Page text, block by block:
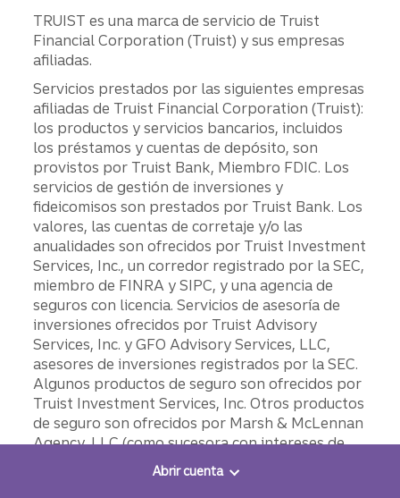
Abrir cuenta
TRUIST es una marca de servicio de Truist
Financial Corporation (Truist) y sus empresas
afiliadas.
Servicios prestados por las siguientes empresas
afiliadas de Truist Financial Corporation (Truist):
los productos y servicios bancarios, incluidos
los préstamos y cuentas de depósito, son
provistos por Truist Bank, Miembro FDIC. Los
servicios de gestión de inversiones y
fideicomisos son prestados por Truist Bank. Los
valores, las cuentas de corretaje y/o las
anualidades son ofrecidos por Truist Investment
Services, Inc., un corredor registrado por la SEC,
miembro de FINRA y SIPC, y una agencia de
seguros con licencia. Servicios de asesoría de
inversiones ofrecidos por Truist Advisory
Services, Inc. y GFO Advisory Services, LLC,
asesores de inversiones registrados por la SEC.
Algunos productos de seguro son ofrecidos por
Truist Investment Services, Inc. Otros productos
de seguro son ofrecidos por Marsh & McLennan
Agency, LLC (como sucesora con intereses de
McGriff Insurance Services, LLC) con licencia de